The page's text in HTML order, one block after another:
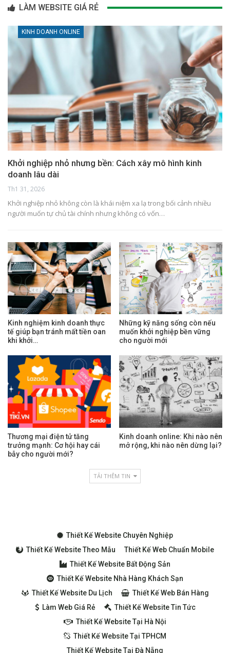
LÀM WEBSITE GIÁ RẺ
KINH DOANH ONLINE
Khởi nghiệp nhỏ nhưng bền: Cách xây mô hình kinh
doanh lâu dài
Th1 31, 2026
Khởi nghiệp nhỏ không còn là khái niệm xa lạ trong bối cảnh nhiều
người muốn tự chủ tài chính nhưng không có vốn…
Kinh nghiệm kinh doanh thực
tế giúp bạn tránh mất tiền oan
khi khởi…
Những kỹ năng sống còn nếu
muốn khởi nghiệp bền vững
cho người mới
Thương mại điện tử tăng
trưởng mạnh: Cơ hội hay cái
bẫy cho người mới?
Kinh doanh online: Khi nào nên
mở rộng, khi nào nên dừng lại?
TẢI THÊM TIN
Thiết Kế Website Chuyên Nghiệp
Thiết Kế Website Theo Mẫu
Thiết Kế Web Chuẩn Mobile
Thiết Kế Website Bất Động Sản
Thiết Kế Website Nhà Hàng Khách Sạn
Thiết Kế Website Du Lịch
Thiết Kế Web Bán Hàng
Làm Web Giá Rẻ
Thiết Kế Website Tin Tức
Thiết Kế Website Tại Hà Nội
Thiết Kế Website Tại TPHCM
Thiết Kế Website Tại Đà Nẵng